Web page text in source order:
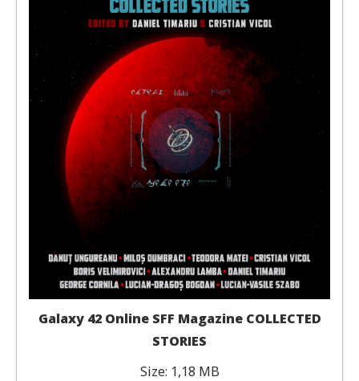
Galaxy 42 Online SFF Magazine COLLECTED
STORIES
Size: 1,18 MB